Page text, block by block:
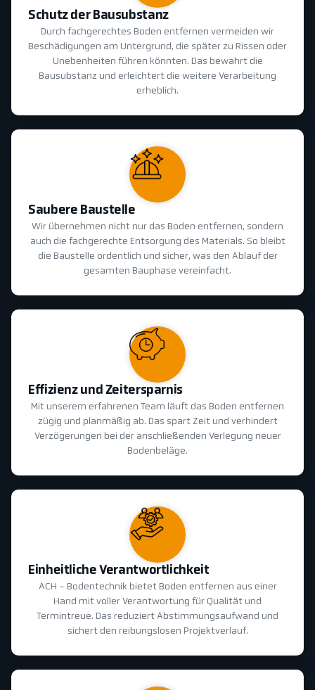
Schutz der Bausubstanz
Durch fachgerechtes Boden entfernen vermeiden wir
Beschädigungen am Untergrund, die später zu Rissen oder
Unebenheiten führen könnten. Das bewahrt die
Bausubstanz und erleichtert die weitere Verarbeitung
erheblich.
Saubere Baustelle
Wir übernehmen nicht nur das Boden entfernen, sondern
auch die fachgerechte Entsorgung des Materials. So bleibt
die Baustelle ordentlich und sicher, was den Ablauf der
gesamten Bauphase vereinfacht.
Effizienz und Zeitersparnis
Mit unserem erfahrenen Team läuft das Boden entfernen
zügig und planmäßig ab. Das spart Zeit und verhindert
Verzögerungen bei der anschließenden Verlegung neuer
Bodenbeläge.
Einheitliche Verantwortlichkeit
ACH - Bodentechnik bietet Boden entfernen aus einer
Hand mit voller Verantwortung für Qualität und
Termintreue. Das reduziert Abstimmungsaufwand und
sichert den reibungslosen Projektverlauf.